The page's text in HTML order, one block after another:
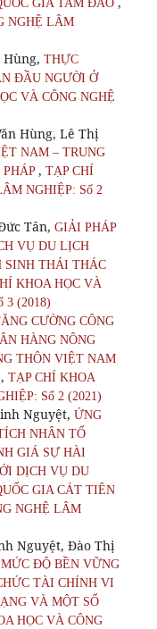
GIA TAM ĐẢO
NGHỆ LÂM
THỰC
ĐẦU NGƯỜI Ở
VÀ CÔNG NGHỆ
Hùng, Lê Thị
NAM – TRUNG
, TẠP CHÍ
NGHIỆP: Số 2
Tân, GIẢI PHÁP
VỤ DU LỊCH
SINH THÁI THÁC
KHOA HỌC VÀ
3 (2018)
CƯỜNG CÔNG
HÀNG NÔNG
THÔN VIỆT NAM
, TẠP CHÍ KHOA
Số 2 (2021)
Nguyệt, ỨNG
NHÂN TỐ
GIÁ SỰ HÀI
DỊCH VỤ DU
GIA CÁT TIÊN
NGHỆ LÂM
Nguyệt, Đào Thị
MỨC ĐỘ BỀN VỮNG
TÀI CHÍNH VI
VÀ MỘT SỐ
HỌC VÀ CÔNG